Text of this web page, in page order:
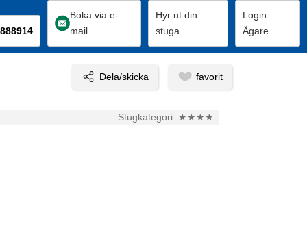
Boka via e-
mail
Hyr ut din
stuga
Login
Ägare
Stugkategori: ★★★★